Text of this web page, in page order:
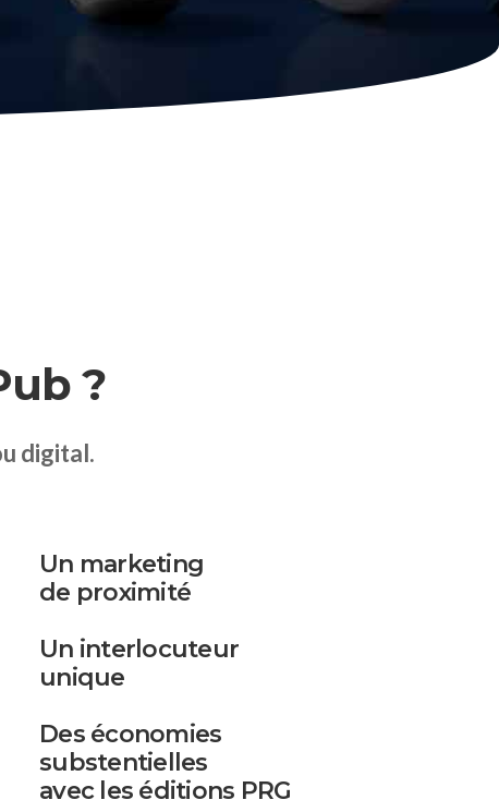
?
digital.
Un marketing
de proximité
Un interlocuteur
unique
Des économies
substentielles
avec les éditions PRG